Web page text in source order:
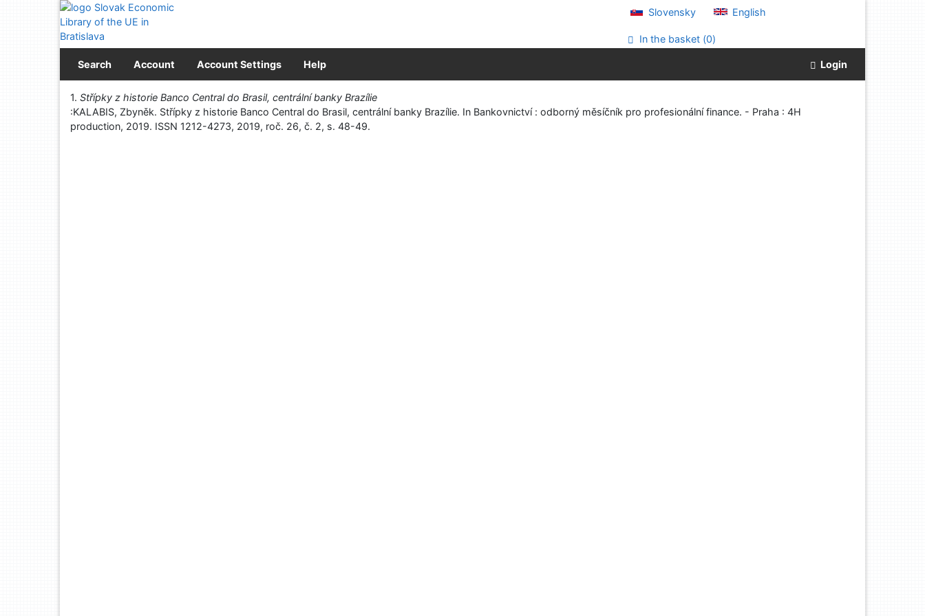
Go to content
Go to menu
Accessibility declaration
Slovensky English
In the basket (0)
Search Account Account Settings Help Login
Print
1. Střípky z historie Banco Central do Brasil, centrální banky Brazílie
:KALABIS, Zbyněk. Střípky z historie Banco Central do Brasil, centrální banky Brazílie. In Bankovnictví : odborný měsíčník pro profesionální finance. - Praha : 4H
production, 2019. ISSN 1212-4273, 2019, roč. 26, č. 2, s. 48-49.